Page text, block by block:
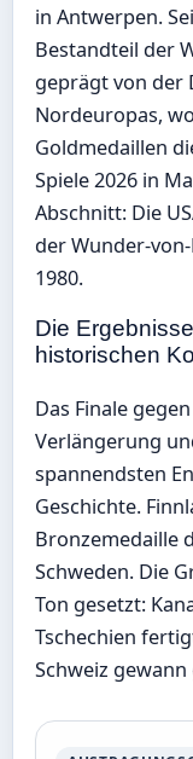
in Antwerpen.
Bestandteil der
geprägt von der
Nordeuropas,
Goldmedaillen
Spiele 2026 in
Abschnitt: Die
der Wunder-
1980.
Die
historischen
Das Finale
Verlängerung
spannendsten
Geschichte.
Bronzemedaille
Schweden. Die
Ton gesetzt:
Tschechien
Schweiz